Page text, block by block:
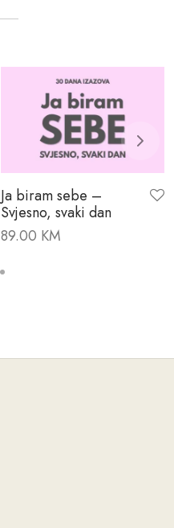
Ja biram sebe –
Svjesno, svaki dan
89.00 KM